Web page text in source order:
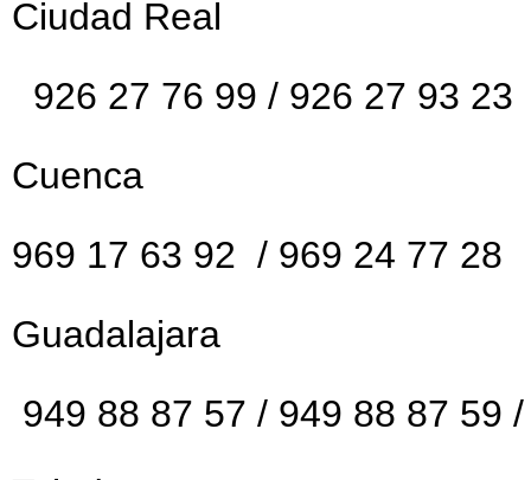
Ciudad Real
926 27 76 99 / 926 27 93 23
Cuenca
969 17 63 92 / 969 24 77 28
Guadalajara
949 88 87 57 / 949 88 87 59